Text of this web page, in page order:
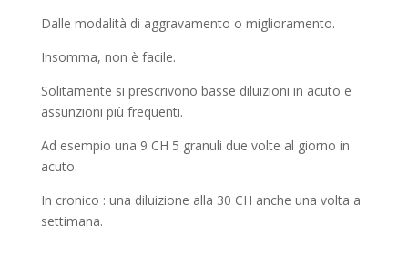
Dalle modalità di aggravamento o miglioramento.
Insomma, non è facile.
Solitamente si prescrivono basse diluizioni in acuto e
assunzioni più frequenti.
Ad esempio una 9 CH 5 granuli due volte al giorno in
acuto.
In cronico : una diluizione alla 30 CH anche una volta a
settimana.